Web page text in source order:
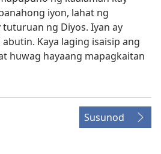
iyon, lahat ng
ng Diyos. Iyan ay
Kaya laging isaisip ang
huwag hayaang mapagkaitan
Susunod